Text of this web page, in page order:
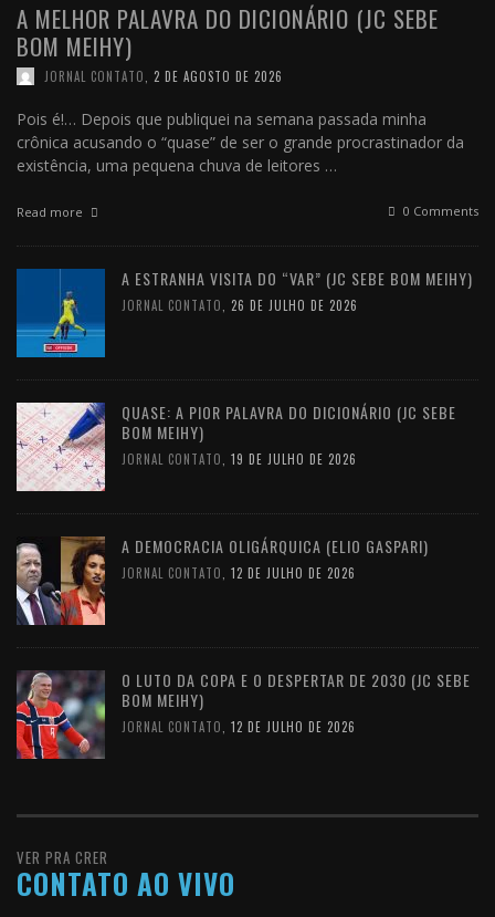
A MELHOR PALAVRA DO DICIONÁRIO (JC SEBE
BOM MEIHY)
JORNAL CONTATO 2 DE AGOSTO DE 2026
Pois é!… Depois que publiquei na semana passada minha
crônica acusando o “quase” de ser o grande procrastinador da
existência, uma pequena chuva de leitores …
Read more 0 Comments
A ESTRANHA VISITA DO “VAR” (JC SEBE BOM MEIHY)
JORNAL CONTATO 26 DE JULHO DE 2026
QUASE: A PIOR PALAVRA DO DICIONÁRIO (JC SEBE
BOM MEIHY)
JORNAL CONTATO 19 DE JULHO DE 2026
A DEMOCRACIA OLIGÁRQUICA (ELIO GASPARI)
JORNAL CONTATO 12 DE JULHO DE 2026
O LUTO DA COPA E O DESPERTAR DE 2030 (JC SEBE
BOM MEIHY)
JORNAL CONTATO 12 DE JULHO DE 2026
VER PRA CRER
CONTATO AO VIVO